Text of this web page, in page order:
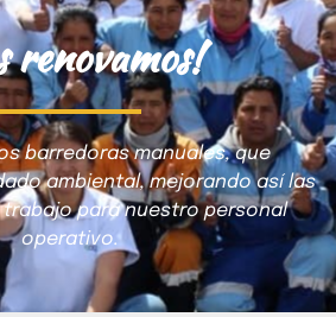
renovamos!
barredoras manuales, que
ambiental, mejorando así las
para nuestro personal
operativo.